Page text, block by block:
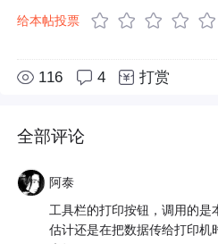
给本帖投票
116 4 打赏
全部评论
阿泰
工具栏的打印按钮，调用的是
估计还是在把数据传给打印机